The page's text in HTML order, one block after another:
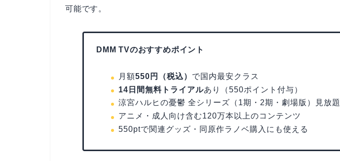
可能です。
DMM TVのおすすめポイント
月額550円（税込） で国内最安クラス
14日間無料トライアルあり（550ポイント付与）
涼宮ハルヒの憂鬱 全シリーズ（1期・2期・劇場版）見放題
アニメ・成人向け含む120万本以上のコンテンツ
550ptで関連グッズ・同原作ラノベ購入にも使える